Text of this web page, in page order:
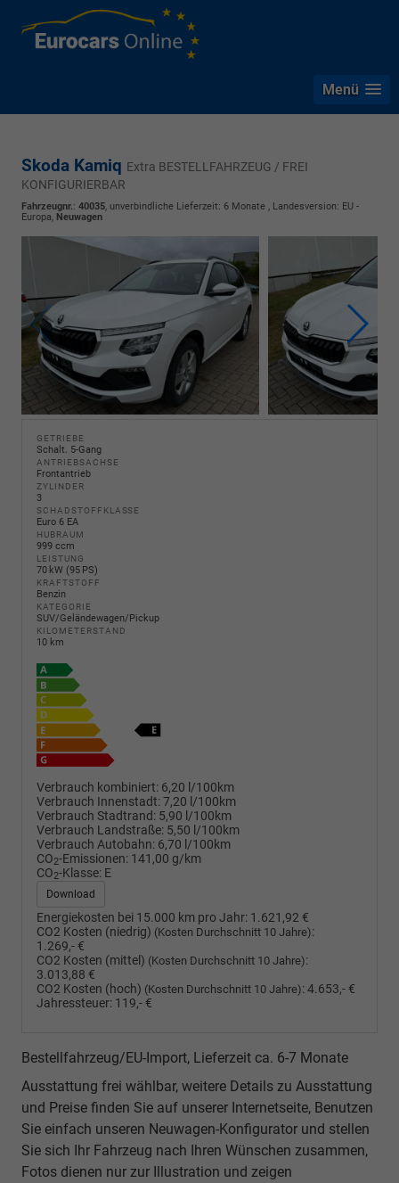
Menü
Skoda Kamiq Extra BESTELLFAHRZEUG / FREI
KONFIGURIERBAR
Fahrzeugnr.: 40035, unverbindliche Lieferzeit: 6 Monate , Landesversion: EU -
Europa, Neuwagen
GETRIEBE
Schalt. 5-Gang
ANTRIEBSACHSE
Frontantrieb
ZYLINDER
3
SCHADSTOFFKLASSE
Euro 6 EA
HUBRAUM
999 ccm
LEISTUNG
70 kW (95 PS)
KRAFTSTOFF
Benzin
KATEGORIE
SUV/Geländewagen/Pickup
KILOMETERSTAND
10 km
Verbrauch kombiniert: 6,20 l/100km
Verbrauch Innenstadt:7,20 l/100km
Verbrauch Stadtrand: 5,90 l/100km
Verbrauch Landstraße: 5,50 l/100km
Verbrauch Autobahn: 6,70 l/100km
CO2-Emissionen: 141,00 g/km
CO2-Klasse: E
Download
Energiekosten bei 15.000 km pro Jahr: 1.621,92 €
CO2 Kosten (niedrig) (Kosten Durchschnitt 10 Jahre):
1.269,- €
CO2 Kosten (mittel) (Kosten Durchschnitt 10 Jahre):
3.013,88 €
CO2 Kosten (hoch) (Kosten Durchschnitt 10 Jahre):4.653,- €
Jahressteuer: 119,- €
Bestellfahrzeug/EU-Import, Lieferzeit ca. 6-7 Monate
Ausstattung frei wählbar, weitere Details zu Ausstattung
und Preise finden Sie auf unserer Internetseite, Benutzen
Sie einfach unseren Neuwagen-Konfigurator und stellen
Sie sich Ihr Fahrzeug nach Ihren Wünschen zusammen,
Fotos dienen nur zur Illustration und zeigen